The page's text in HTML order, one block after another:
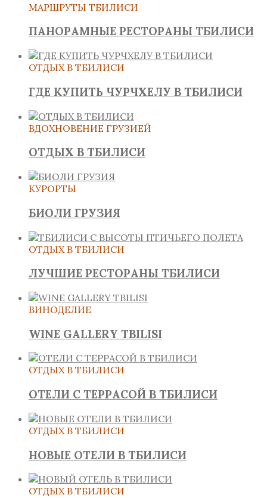
МАРШРУТЫ ТБИЛИСИ
ПАНОРАМНЫЕ РЕСТОРАНЫ ТБИЛИСИ
ОТДЫХ В ТБИЛИСИ
ГДЕ КУПИТЬ ЧУРЧХЕЛУ В ТБИЛИСИ
ВДОХНОВЕНИЕ ГРУЗИЕЙ
ОТДЫХ В ТБИЛИСИ
КУРОРТЫ
БИОЛИ ГРУЗИЯ
ОТДЫХ В ТБИЛИСИ
ЛУЧШИЕ РЕСТОРАНЫ ТБИЛИСИ
ВИНОДЕЛИЕ
WINE GALLERY TBILISI
ОТДЫХ В ТБИЛИСИ
ОТЕЛИ С ТЕРРАСОЙ В ТБИЛИСИ
ОТДЫХ В ТБИЛИСИ
НОВЫЕ ОТЕЛИ В ТБИЛИСИ
ОТДЫХ В ТБИЛИСИ